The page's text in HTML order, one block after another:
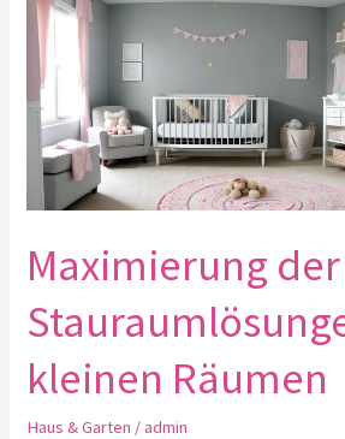
Maximierung der
kleinen Räumen
Haus & Garten /admin
der
Stauraumlösungen
kleinen
Räumen